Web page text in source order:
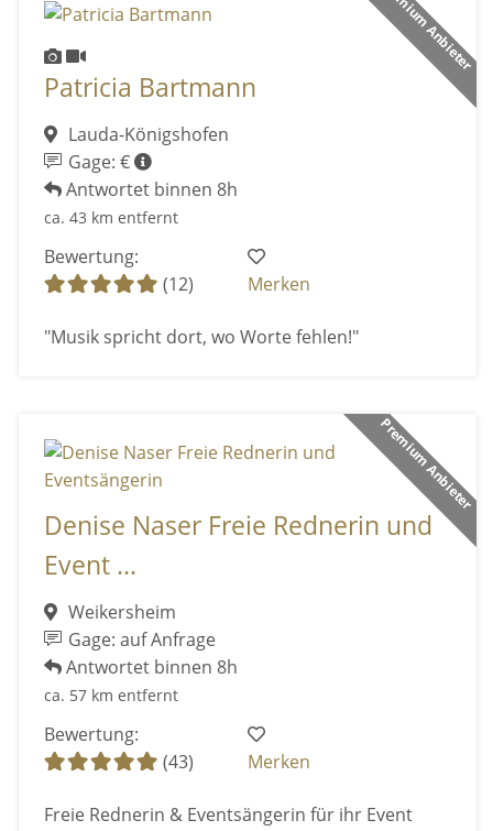
Premium Anbieter
Patricia Bartmann
Lauda-Königshofen
Gage: €
Antwortet binnen 8h
ca. 43 km entfernt
Bewertung:
(12)
Merken
"Musik spricht dort, wo Worte fehlen!"
Premium Anbieter
Denise Naser Freie Rednerin und
Event ...
Weikersheim
Gage: auf Anfrage
Antwortet binnen 8h
ca. 57 km entfernt
Bewertung:
(43)
Merken
Freie Rednerin & Eventsängerin für ihr Event